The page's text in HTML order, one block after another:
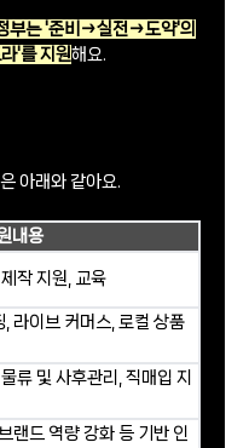
부는 '준비→실전→도약'의
'를 지원해요.
아래와 같아요.
내용
작 지원, 교육
라이브 커머스, 로컬 상품
류 및 사후관리, 직매입 지
랜드 역량 강화 등 기반 인